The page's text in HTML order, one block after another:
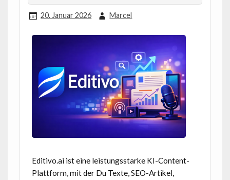
20. Januar 2026 Marcel
Editivo.ai ist eine leistungsstarke KI-Content-
Plattform, mit der Du Texte, SEO-Artikel,